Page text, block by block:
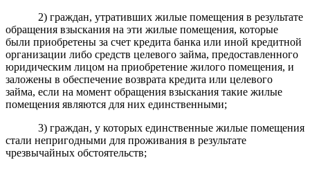
2) граждан, утративших жилые помещения в результате
обращения взыскания на эти жилые помещения, которые
были приобретены за счет кредита банка или иной кредитной
организации либо средств целевого займа, предоставленного
юридическим лицом на приобретение жилого помещения, и
заложены в обеспечение возврата кредита или целевого
займа, если на момент обращения взыскания такие жилые
помещения являются для них единственными;
3) граждан, у которых единственные жилые помещения
стали непригодными для проживания в результате
чрезвычайных обстоятельств;